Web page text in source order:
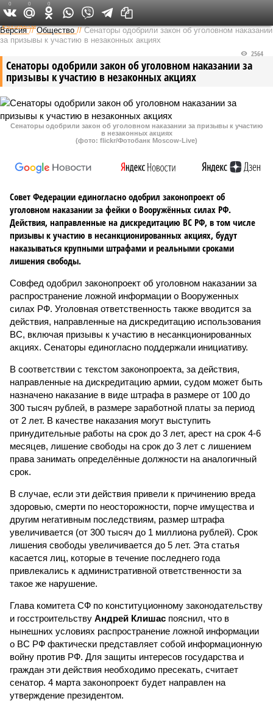
Федеральный выпуск
Версия //Общество //Сенаторы одобрили закон об уголовном наказании
за призывы к участию в незаконных акциях
Сенаторы одобрили закон об уголовном наказании за
призывы к участию в незаконных акциях
2564
Сенаторы одобрили закон об уголовном наказании за призывы к участию
в незаконных акциях
(фото: flickr/Фотобанк Moscow-Live)
Совет Федерации единогласно одобрил законопроект об
уголовном наказании за фейки о Вооружённых силах РФ.
Действия, направленные на дискредитацию ВС РФ, в том числе
призывы к участию в несанкционированных акциях, будут
наказываться крупными штрафами и реальными сроками
лишения свободы.
Совфед одобрил законопроект об уголовном наказании за
распространение ложной информации о Вооруженных
силах РФ. Уголовная ответственность также вводится за
действия, направленные на дискредитацию использования
ВС, включая призывы к участию в несанкционированных
акциях. Сенаторы единогласно поддержали инициативу.
В соответствии с текстом законопроекта, за действия,
направленные на дискредитацию армии, судом может быть
назначено наказание в виде штрафа в размере от 100 до
300 тысяч рублей, в размере заработной платы за период
от 2 лет. В качестве наказания могут выступить
принудительные работы на срок до 3 лет, арест на срок 4-6
месяцев, лишение свободы на срок до 3 лет с лишением
права занимать определённые должности на аналогичный
срок.
В случае, если эти действия привели к причинению вреда
здоровью, смерти по неосторожности, порче имущества и
другим негативным последствиям, размер штрафа
увеличивается (от 300 тысяч до 1 миллиона рублей). Срок
лишения свободы увеличивается до 5 лет. Эта статья
касается лиц, которые в течение последнего года
привлекались к административной ответственности за
такое же нарушение.
Глава комитета СФ по конституционному законодательству
и госстроительству Андрей Клишас пояснил, что в
нынешних условиях распространение ложной информации
о ВС РФ фактически представляет собой информационную
войну против РФ. Для защиты интересов государства и
граждан эти действия необходимо пресекать, считает
сенатор. 4 марта законопроект будет направлен на
утверждение президентом.
0 0 0